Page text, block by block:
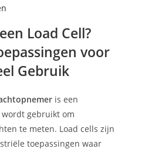
Load Cell?
voor
Gebruik
is een
gebruikt om
te meten. Load cells zijn
toepassingen waar